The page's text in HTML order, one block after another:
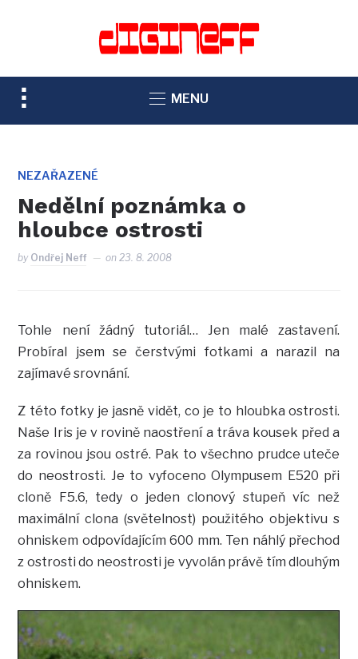
TOGGLE
SIDEBAR
NAVIGATION
MENU
NEZAŘAZENÉ
Nedělní poznámka o
hloubce ostrosti
by Ondřej Neff on23. 8. 2008
Tohle není žádný tutoriál… Jen malé zastavení.
Probíral jsem se čerstvými fotkami a narazil na
zajímavé srovnání.
Z této fotky je jasně vidět, co je to hloubka ostrosti.
Naše Iris je v rovině naostření a tráva kousek před a
za rovinou jsou ostré. Pak to všechno prudce uteče
do neostrosti. Je to vyfoceno Olympusem E520 při
cloně F5.6, tedy o jeden clonový stupeň víc než
maximální clona (světelnost) použitého objektivu s
ohniskem odpovídajícím 600 mm. Ten náhlý přechod
z ostrosti do neostrosti je vyvolán právě tím dlouhým
ohniskem.